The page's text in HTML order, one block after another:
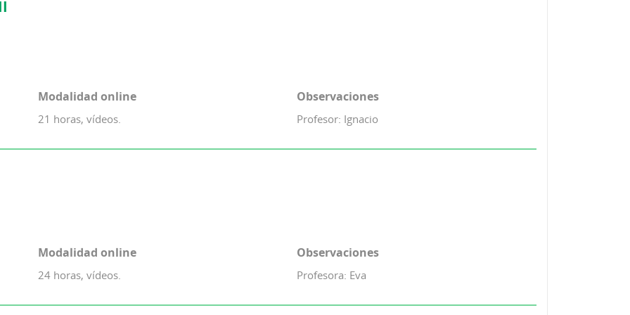
Modalidad online
21 horas, vídeos.
Observaciones
Profesor: Ignacio
Modalidad online
24 horas, vídeos.
Observaciones
Profesora: Eva